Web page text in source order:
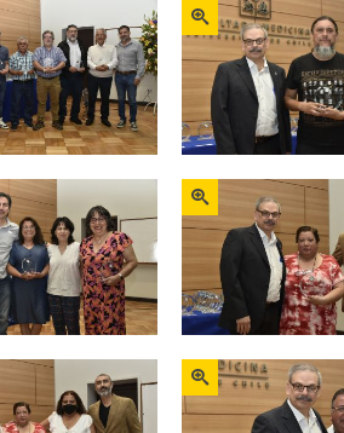
Zoom
Zoom
Zoom